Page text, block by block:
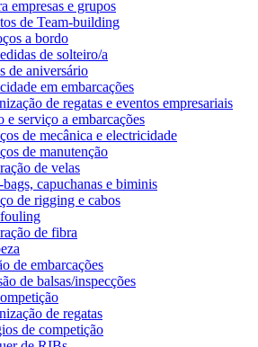
empresas e grupos
de Team-building
a bordo
de solteiro/a
de aniversário
em embarcações
de regatas e eventos empresariais
e serviço a embarcações
de mecânica e electricidade
de manutenção
de velas
capuchanas e biminis
de rigging e cabos
de fibra
de embarcações
de balsas/inspecções
de regatas
de competição